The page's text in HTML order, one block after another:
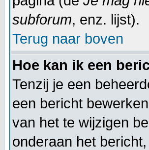
subforum, enz. lijst).
Terug naar boven
Hoe kan ik een
Tenzij je een
een bericht
van het te wijzigen
onderaan het